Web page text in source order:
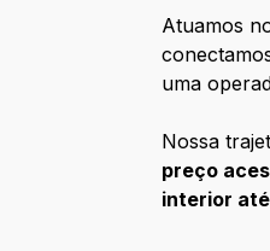
Atuamos
uma
Nossa
preço
interior